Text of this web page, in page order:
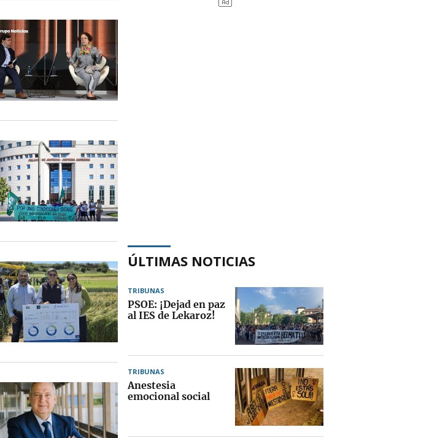
ÚLTIMAS NOTICIAS
TRIBUNAS
PSOE: ¡Dejad en paz
al IES de Lekaroz!
TRIBUNAS
Anestesia
emocional social